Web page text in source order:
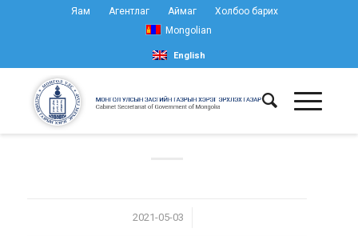
Яам Агентлаг Аймаг
Холбоо барих
Mongolian
English
2021-05-03
/